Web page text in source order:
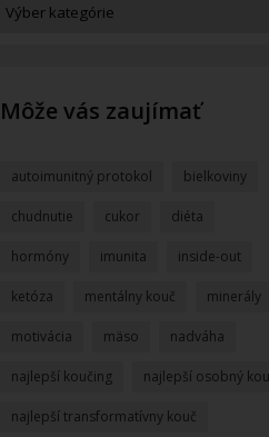
Môže vás zaujímať
autoimunitný protokol bielkoviny
chudnutie cukor diéta
hormóny imunita inside-out
ketóza mentálny kouč minerály
motivácia mäso nadváha
najlepší koučing najlepší osobný
najlepší transformatívny kouč